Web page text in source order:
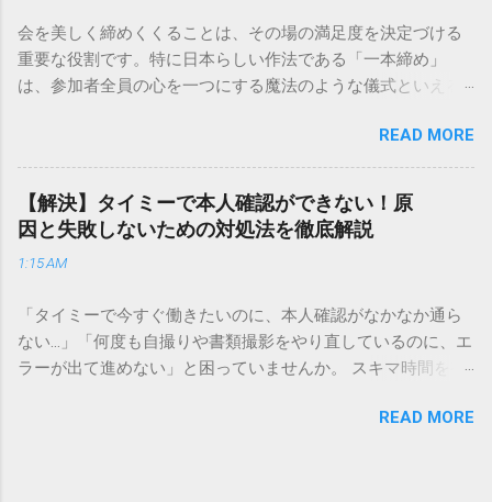
本全国に広範なネットワークを持つ大手運送会社です。特に
重量物や大型の荷物、そして企業間の輸送において圧倒的な
実績を誇ります。 個人で利用する場合、他の宅配業者と少し
いう特徴があります。地域に密着した各拠点が配送をコント
ロールしているため、現場の状況に合わせた柔軟な相談がし
やすいのがメリットです。まずは、今抱えている悩みがどの
サービスで解決できるかを確認していきましょう。 1. 荷物の
るのが最も効率的です。現在の荷物がいったいどこにあるの
か、いつ届く予定なのかは、お手元の番号一つで判明しま
す。 伝票番号（お問い合わせ番号）を準備する : 送り状（伝
票）の控えに記載されている、数字の並びを確認してくださ
い。これが荷物の識別番号になります。 確認できる内容 : 集
会を美しく締めくくることは、その場の満足度を決定づける
重要な役割です。特に日本らしい作法である「一本締め」
は、参加者全員の心を一つにする魔法のような儀式といえる
「手拍子のリズムに自信がない」と不安を感じる方も多いは
ずです。この記事では、ビジネスからカジュアルな集まりま
で、どのような場面でも堂々と立ち振る舞えるための「一本
締め」の作法を、基礎知識から具体的なセリフ例まで丁寧に
解説します。 一本締めとは？その本質と効果 一本締めは、単
に手を叩いて終わらせる作業ではありません。その時間、そ
て刻み込む伝統的な儀礼です。 一本締めがもたらすポジティ
ブな効果 一体感の創出 参加者全員が一斉に同じリズムを刻む
ことで、集団としての連帯感が生まれます。 心地よい終幕
韻を大切にしながら、すっきりと解散することができます。
READ MORE
【解決】タイミーで本人確認ができない！原
因と失敗しないための対処法を徹底解説
1:15 AM
「タイミーで今すぐ働きたいのに、本人確認がなかなか通ら
ない…」「何度も自撮りや書類撮影をやり直しているのに、エ
ラーが出て進めない」と困っていませんか。 スキマ時間を有
賢い働き方に欠かせないツールです。しかし、その最初の壁
READ MORE